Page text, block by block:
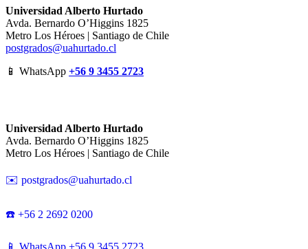
Universidad Alberto Hurtado
Avda. Bernardo O’Higgins 1825
Metro Los Héroes | Santiago de Chile
postgrados@uahurtado.cl
📱 WhatsApp +56 9 3455 2723
Universidad Alberto Hurtado
Avda. Bernardo O’Higgins 1825
Metro Los Héroes | Santiago de Chile
✉️ postgrados@uahurtado.cl
☎️ +56 2 2692 0200